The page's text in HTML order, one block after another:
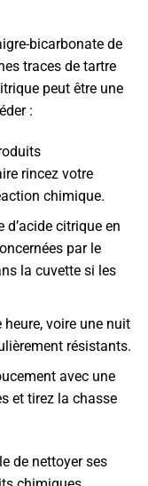
bicarbonate de
traces de tartre
peut être une
:
rincez votre
chimique.
d’acide citrique en
par le
la cuvette si les
voire une nuit
résistants.
avec une
et tirez la chasse
de nettoyer ses